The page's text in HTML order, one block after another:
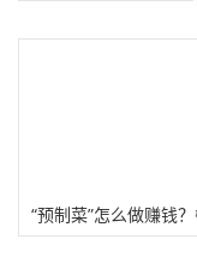
“预制菜”怎么做赚钱